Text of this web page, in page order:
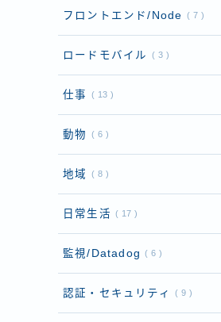
フロントエンド/Node 7
ロードモバイル 3
仕事 13
動物 6
地域 8
日常生活 17
監視/Datadog 6
認証・セキュリティ 9